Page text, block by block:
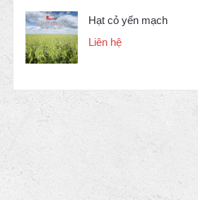
Hạt cỏ yến mạch
Liên hệ